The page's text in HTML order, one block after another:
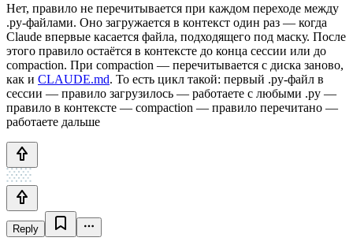
Нет, правило не перечитывается при каждом переходе между
.py-файлами. Оно загружается в контекст один раз — когда
Claude впервые касается файла, подходящего под маску. После
этого правило остаётся в контексте до конца сессии или до
compaction. При compaction — перечитывается с диска заново,
как и CLAUDE.md. То есть цикл такой: первый .py-файл в
сессии — правило загрузилось — работаете с любыми .py —
правило в контексте — compaction — правило перечитано —
работаете дальше
Reply